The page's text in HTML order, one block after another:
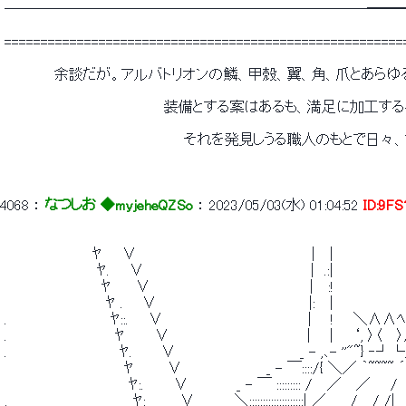
余談だが。アルバトリオンの鱗、甲殻、翼、角、爪とあらゆ
装備とする案はあるも、満足に加工する手段が
それを発見しうる職人のもとで日々、試行錯
4068 ： なつしお ◆myjeheQZSo ： 2023/05/03(水) 01:04:52
ﾔ　　∨　　　　 　 　 　 　 　 　 　 　
ﾔ.　　∨　　　　　　　　　 　 　 　 　 　 |　.:|
ﾔ　　 ∨　　　　　　　　　　　　　　　　| 　:!　　　 　 　 　
ﾔ . 　 ∨　　　　　　　　　 　 　 　 　 |: 　|　　　　　　　　
.　　　　　　　 　 　 ﾔ::.　　∨　 　 　 　 　 　 　 　 　 　 | 　 ! 　 ＼∧∧
.　　　　　　 　 　 　 ﾔ　　　∨　　　　　　　　　 　 　 　 | 　 |　　‘, 〉〈
.　　　　　 　 　 　 　 ﾔ.　 　 ∨　　　　　　　　　　　　 _ - ,､-
ﾔ 　 　 ∨　　　　　　　　 _ - ￣::::/{ ＼／ ｀~~~~ ´　
ﾔ:.　　　∨ 　 　 　 _ - ￣ ::::::::: /　 ／　 ／　　/　＼
,　　 　 　 　 　 　 　 　 ﾔ:　　 　∨　　　　＼::::::::::::::::::::| ／　　 /　 / /|